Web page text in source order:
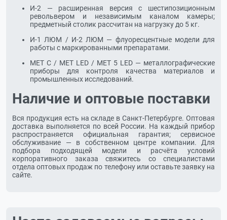
И-2 — расширенная версия с шестипозиционным
револьвером и независимым каналом камеры;
предметный столик рассчитан на нагрузку до 5 кг.
И-1 ЛЮМ / И-2 ЛЮМ — флуоресцентные модели для
работы с маркированными препаратами.
МЕТ С / МЕТ LED / МЕТ 5 LED — металлографические
приборы для контроля качества материалов и
промышленных исследований.
Наличие и оптовые поставки
Вся продукция есть на складе в Санкт-Петербурге. Оптовая
доставка выполняется по всей России. На каждый прибор
распространяется официальная гарантия; сервисное
обслуживание — в собственном центре компании. Для
подбора подходящей модели и расчёта условий
корпоративного заказа свяжитесь со специалистами
отдела оптовых продаж по телефону или оставьте заявку на
сайте.